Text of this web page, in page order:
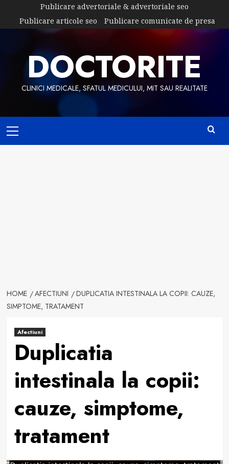
content
Publicare advertoriale & advertoriale seo
Publicare articole seo
Publicare comunicate de presa
DOCTORITE
CLINICI MEDICALE, SFATUL MEDICULUI, MIT SAU REALITATE
Menu
HOME AFECTIUNI
DUPLICATIA INTESTINALA LA COPII: CAUZE,
SIMPTOME, TRATAMENT
Afectiuni
Duplicatia
intestinala la copii:
cauze, simptome,
tratament